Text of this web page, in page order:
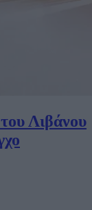
Λιβάνου